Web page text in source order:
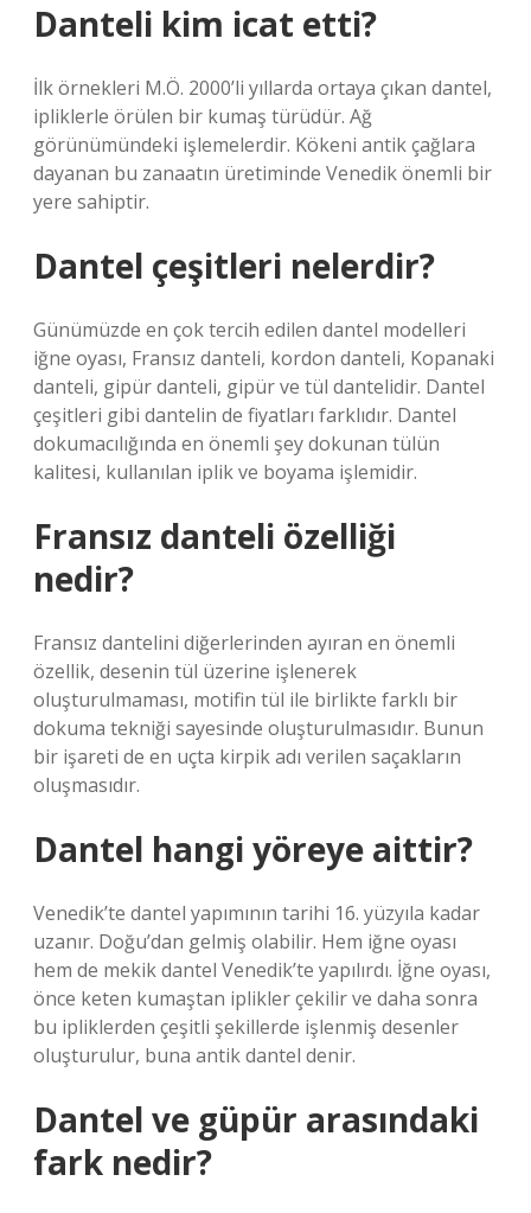
Danteli kim icat etti?
İlk örnekleri M.Ö. 2000’li yıllarda ortaya çıkan dantel,
ipliklerle örülen bir kumaş türüdür. Ağ
görünümündeki işlemelerdir. Kökeni antik çağlara
dayanan bu zanaatın üretiminde Venedik önemli bir
yere sahiptir.
Dantel çeşitleri nelerdir?
Günümüzde en çok tercih edilen dantel modelleri
iğne oyası, Fransız danteli, kordon danteli, Kopanaki
danteli, gipür danteli, gipür ve tül dantelidir. Dantel
çeşitleri gibi dantelin de fiyatları farklıdır. Dantel
dokumacılığında en önemli şey dokunan tülün
kalitesi, kullanılan iplik ve boyama işlemidir.
Fransız danteli özelliği
nedir?
Fransız dantelini diğerlerinden ayıran en önemli
özellik, desenin tül üzerine işlenerek
oluşturulmaması, motifin tül ile birlikte farklı bir
dokuma tekniği sayesinde oluşturulmasıdır. Bunun
bir işareti de en uçta kirpik adı verilen saçakların
oluşmasıdır.
Dantel hangi yöreye aittir?
Venedik’te dantel yapımının tarihi 16. yüzyıla kadar
uzanır. Doğu’dan gelmiş olabilir. Hem iğne oyası
hem de mekik dantel Venedik’te yapılırdı. İğne oyası,
önce keten kumaştan iplikler çekilir ve daha sonra
bu ipliklerden çeşitli şekillerde işlenmiş desenler
oluşturulur, buna antik dantel denir.
Dantel ve güpür arasındaki
fark nedir?